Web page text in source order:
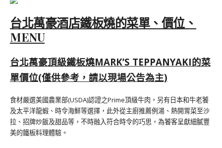
台北萬豪酒店鐵板燒的菜單、價位、
MENU
台北萬豪頂級鐵板燒MARK’S TEPPANYAKI的菜
單價位(僅供參考，請以現場公告為主)
食材嚴選美國農業部(USDA)認證之Prime頂級牛肉，另有日本和牛老饕
及太平洋龍蝦、時令海鮮等選擇，此外從主廚推薦例湯、熱開胃菜至沙
拉、招牌炒飯及甜品等，不時融入符合時令的巧思，為饕客呈獻細膩豐
美的鐵板料理體驗。